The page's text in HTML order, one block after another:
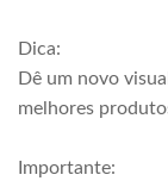
Dica:
Dê um novo
melhores
Importante: